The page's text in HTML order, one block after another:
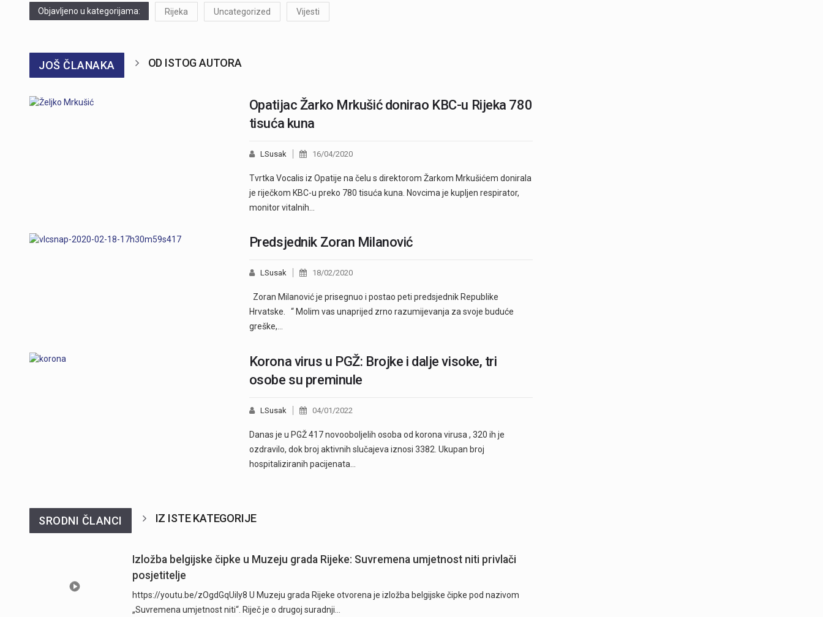
Objavljeno u kategorijama: Rijeka Uncategorized Vijesti
JOŠ ČLANAKA OD ISTOG AUTORA
Opatijac Žarko Mrkušić donirao KBC-u Rijeka 780
tisuća kuna
LSusak 16/04/2020
Tvrtka Vocalis iz Opatije na čelu s direktorom Žarkom Mrkušićem donirala
je riječkom KBC-u preko 780 tisuća kuna. Novcima je kupljen respirator,
monitor vitalnih…
Predsjednik Zoran Milanović
LSusak 18/02/2020
Zoran Milanović je prisegnuo i postao peti predsjednik Republike
Hrvatske. “ Molim vas unaprijed zrno razumijevanja za svoje buduće
greške,…
Korona virus u PGŽ: Brojke i dalje visoke, tri
osobe su preminule
LSusak 04/01/2022
Danas je u PGŽ 417 novooboljelih osoba od korona virusa , 320 ih je
ozdravilo, dok broj aktivnih slučajeva iznosi 3382. Ukupan broj
hospitaliziranih pacijenata…
SRODNI ČLANCI IZ ISTE KATEGORIJE
Izložba belgijske čipke u Muzeju grada Rijeke: Suvremena umjetnost niti privlači
posjetitelje
https://youtu.be/zOgdGqUily8 U Muzeju grada Rijeke otvorena je izložba belgijske čipke pod nazivom
„Suvremena umjetnost niti“. Riječ je o drugoj suradnji…